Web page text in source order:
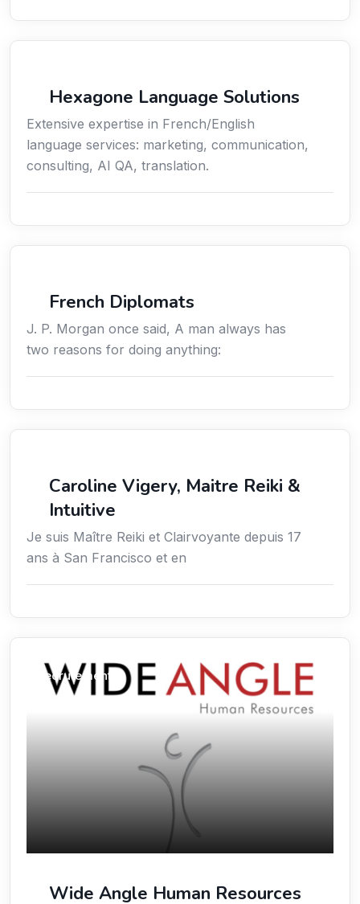
Hexagone Language Solutions
Extensive expertise in French/English
language services: marketing, communication,
consulting, AI QA, translation.
French Diplomats
J. P. Morgan once said, A man always has
two reasons for doing anything:
Caroline Vigery, Maitre Reiki &
Intuitive
Je suis Maître Reiki et Clairvoyante depuis 17
ans à San Francisco et en
Recrutement
Wide Angle Human Resources